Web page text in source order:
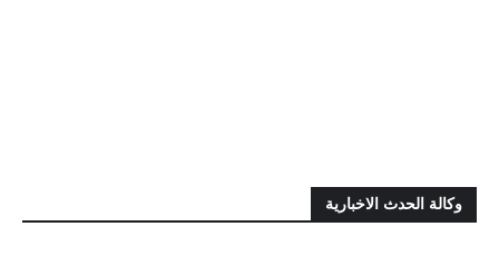
وكالة الحدث الاخبارية